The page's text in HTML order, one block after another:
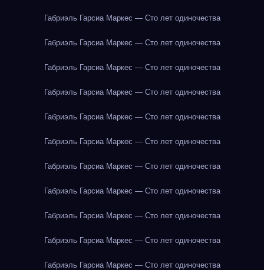
Габриэль Гарсиа Маркес — Сто лет одиночества
Габриэль Гарсиа Маркес — Сто лет одиночества
Габриэль Гарсиа Маркес — Сто лет одиночества
Габриэль Гарсиа Маркес — Сто лет одиночества
Габриэль Гарсиа Маркес — Сто лет одиночества
Габриэль Гарсиа Маркес — Сто лет одиночества
Габриэль Гарсиа Маркес — Сто лет одиночества
Габриэль Гарсиа Маркес — Сто лет одиночества
Габриэль Гарсиа Маркес — Сто лет одиночества
Габриэль Гарсиа Маркес — Сто лет одиночества
Габриэль Гарсиа Маркес — Сто лет одиночества